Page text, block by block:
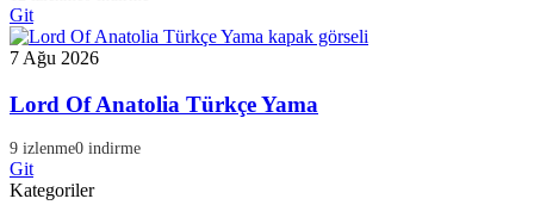
Git
7 Ağu 2026
Lord Of Anatolia Türkçe Yama
9 izlenme0 indirme
Git
Kategoriler